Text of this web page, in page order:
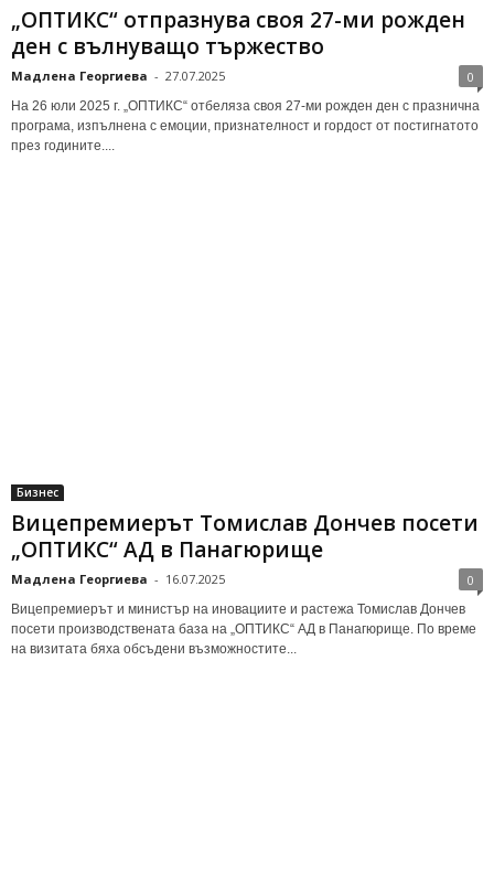
„ОПТИКС“ отпразнува своя 27-ми рожден
ден с вълнуващо тържество
Мадлена Георгиева - 27.07.2025 0
На 26 юли 2025 г. „ОПТИКС“ отбеляза своя 27-ми рожден ден с празнична
програма, изпълнена с емоции, признателност и гордост от постигнатото
през годините....
Бизнес
Вицепремиерът Томислав Дончев посети
„ОПТИКС“ АД в Панагюрище
Мадлена Георгиева - 16.07.2025 0
Вицепремиерът и министър на иновациите и растежа Томислав Дончев
посети производствената база на „ОПТИКС“ АД в Панагюрище. По време
на визитата бяха обсъдени възможностите...